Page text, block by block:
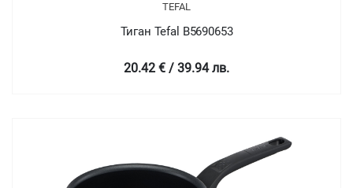
TEFAL
Тиган Tefal B5690653
20.42 € / 39.94 лв.